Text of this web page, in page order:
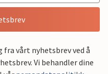
fra vårt nyhetsbrev ved å
Vi behandler dine